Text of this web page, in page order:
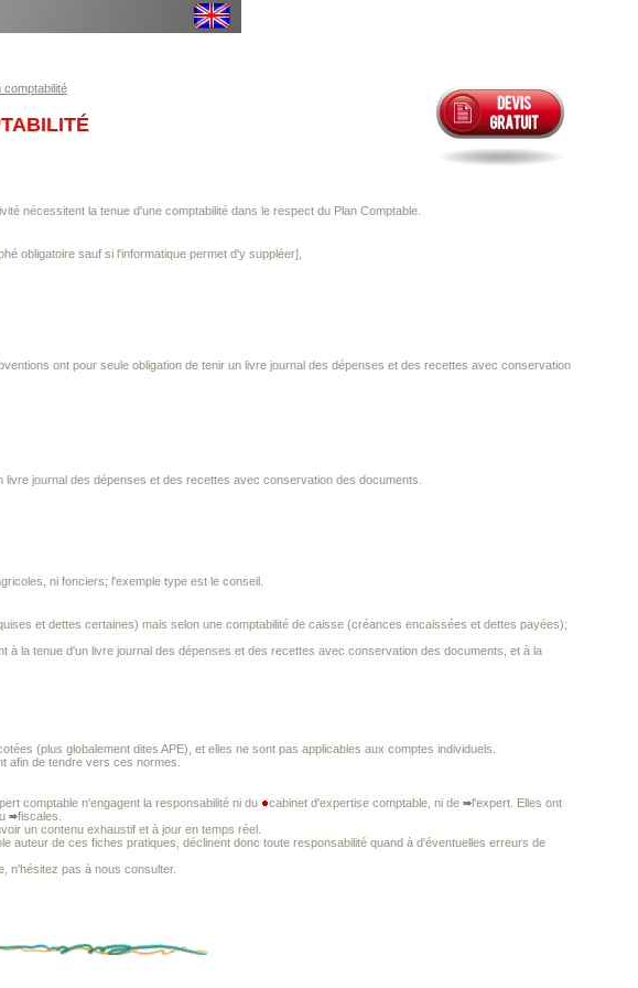
comptabilité
nécessitent la tenue d'une comptabilité dans le respect du Plan Comptable.
obligatoire sauf si l'informatique permet d'y suppléer],
ont pour seule obligation de tenir un livre journal des dépenses et des recettes avec conservation
journal des dépenses et des recettes avec conservation des documents.
ni fonciers; l'exemple type est le conseil.
et dettes certaines) mais selon une comptabilité de caisse (créances encaissées et dettes payées);
à la tenue d'un livre journal des dépenses et des recettes avec conservation des documents, et à la
(plus globalement dites APE), et elles ne sont pas applicables aux comptes individuels.
afin de tendre vers ces normes.
comptable n'engagent la responsabilité ni du cabinet d'expertise comptable, ni de
l'expert. Elles ont
fiscales.
un contenu exhaustif et à jour en temps réel.
auteur de ces fiches pratiques, déclinent donc toute responsabilité quand à d'éventuelles erreurs de
n'hésitez pas à nous consulter.